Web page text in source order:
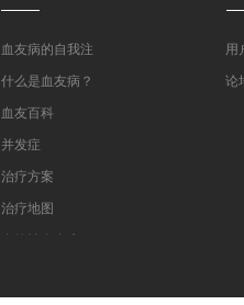
血友病的自我注
射教学
什么是血友病？
血友百科
并发症
治疗方案
治疗地图
用
论